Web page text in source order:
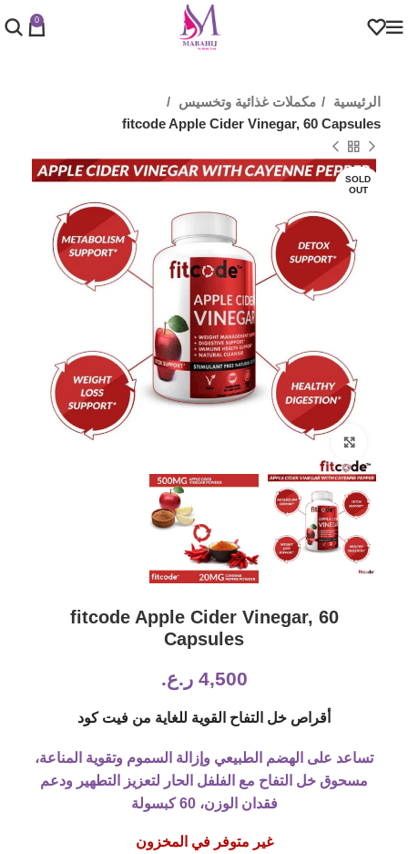
0
الرئيسية
مكملات غذائية وتخسيس
fitcode Apple Cider Vinegar, 60 Capsules
SOLD
OUT
Click to enlarge
fitcode Apple Cider Vinegar, 60
Capsules
4,500 ر.ع.
أقراص خل التفاح القوية للغاية من فيت كود
تساعد على الهضم الطبيعي وإزالة السموم وتقوية المناعة،
مسحوق خل التفاح مع الفلفل الحار لتعزيز التطهير ودعم
فقدان الوزن، 60 كبسولة
غير متوفر في المخزون